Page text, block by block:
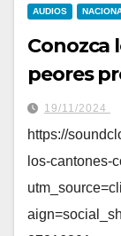
AUDIOS
Conozca
peores
19/11/2024
https://
los-cantones-